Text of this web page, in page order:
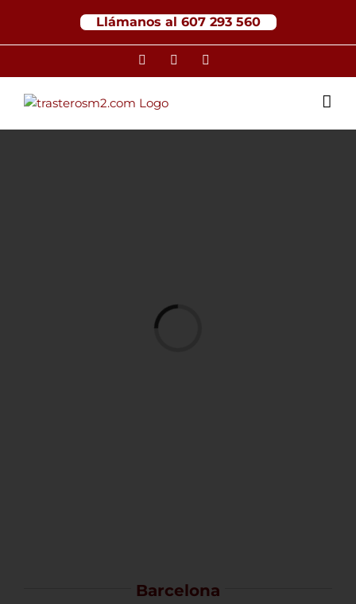
contenido
Llámanos al 607 293 560
WhatsApp
Correo
Loading...
Barcelona